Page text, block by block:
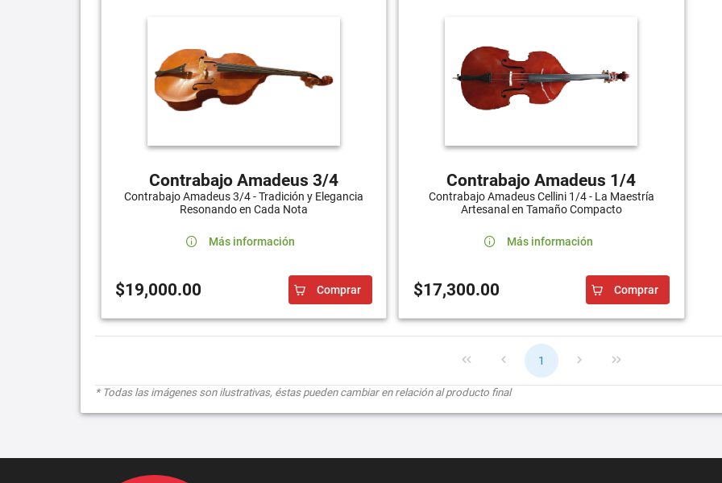
Contrabajo Amadeus 3/4
Contrabajo Amadeus 3/4 - Tradición y Elegancia
Resonando en Cada Nota
Más información
$19,000.00 Comprar
Contrabajo Amadeus 1/4
Contrabajo Amadeus Cellini 1/4 - La Maestría
Artesanal en Tamaño Compacto
Más información
$17,300.00 Comprar
1
* Todas las imágenes son ilustrativas, éstas pueden cambiar en relación al producto final